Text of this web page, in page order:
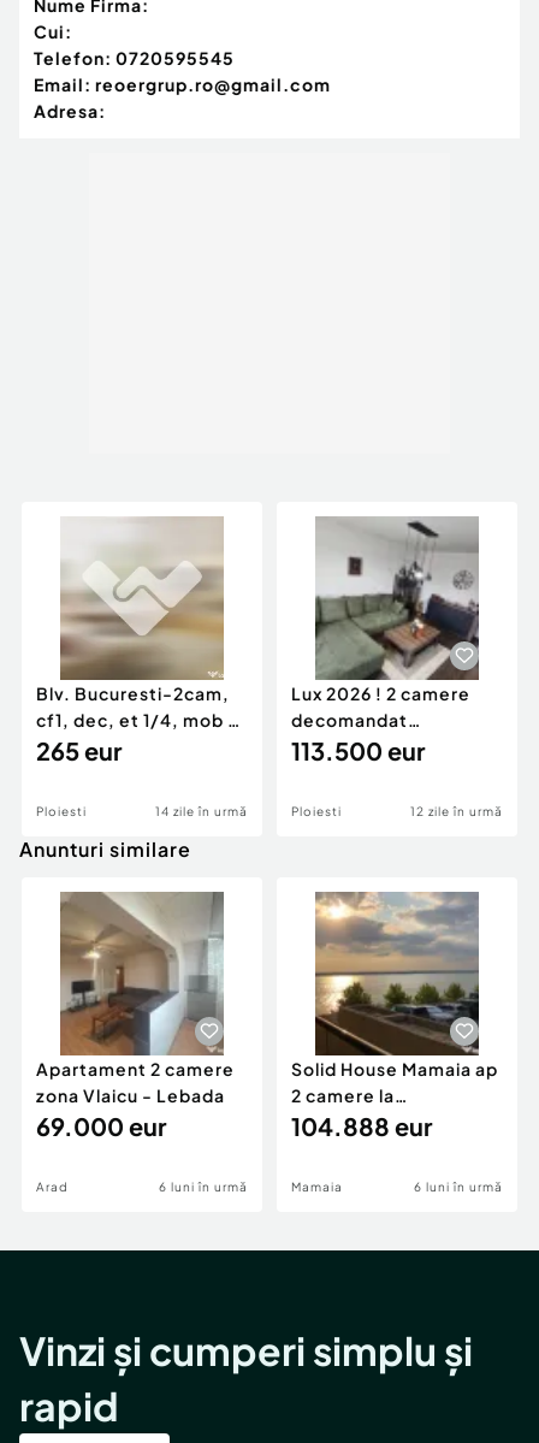
Nume Firma:
Cui:
Telefon: 0720595545
Email: reoergrup.ro@gmail.com
Adresa:
Blv. Bucuresti-2cam,
cf1, dec, et 1/4, mob si
util la 1400 l
265 eur
Ploiesti 14 zile în urmă
Lux 2026 ! 2 camere
decomandat
Democrației – la cheie
113.500 eur
Ploiesti 12 zile în urmă
Anunturi similare
Apartament 2 camere
zona Vlaicu - Lebada
69.000 eur
Arad 6 luni în urmă
Solid House Mamaia ap
2 camere la
cheie,langa Mega
104.888 eur
Mamaia 6 luni în urmă
Vinzi și cumperi simplu și
rapid